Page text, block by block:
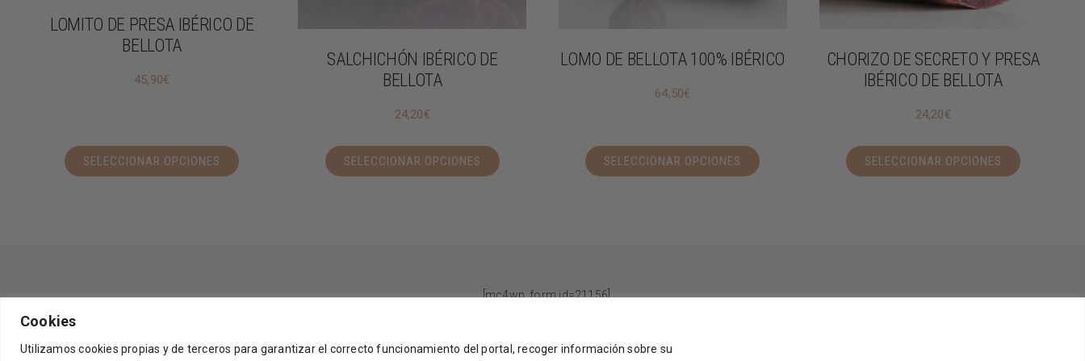
Cookies
Utilizamos cookies propias y de terceros para garantizar el correcto funcionamiento del portal, recoger información sobre su
LOMITO DE PRESA IBÉRICO DE
BELLOTA
45,90€
SELECCIONAR OPCIONES
SALCHICHÓN IBÉRICO DE
BELLOTA
24,20€
SELECCIONAR OPCIONES
LOMO DE BELLOTA 100% IBÉRICO
64,50€
SELECCIONAR OPCIONES
CHORIZO DE SECRETO Y PRESA
IBÉRICO DE BELLOTA
24,20€
SELECCIONAR OPCIONES
[mc4wp_form id=21156]